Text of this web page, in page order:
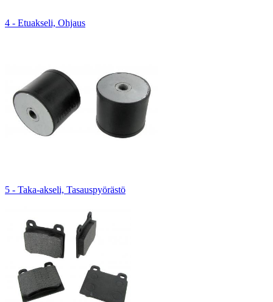
4 - Etuakseli, Ohjaus
5 - Taka-akseli, Tasauspyörästö